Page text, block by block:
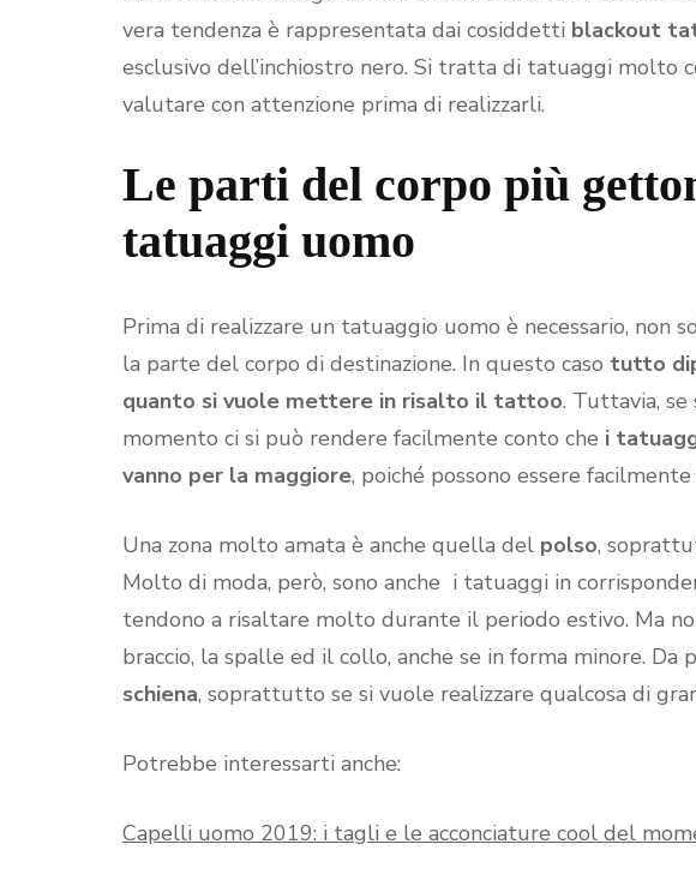
vera tendenza è rappresentata dai cosiddetti blackout
esclusivo dell’inchiostro nero. Si tratta di tatuaggi molto
valutare con attenzione prima di realizzarli.
Le parti del corpo più
tatuaggi uomo
Prima di realizzare un tatuaggio uomo è necessario, non
la parte del corpo di destinazione. In questo caso tutto
quanto si vuole mettere in risalto il tattoo. Tuttavia,
momento ci si può rendere facilmente conto che i
vanno per la maggiore, poiché possono essere facilmente
Una zona molto amata è anche quella del polso,
Molto di moda, però, sono anche i tatuaggi in
tendono a risaltare molto durante il periodo estivo. Ma
braccio, la spalle ed il collo, anche se in forma minore. Da
schiena, soprattutto se si vuole realizzare qualcosa di
Potrebbe interessarti anche:
Capelli uomo 2019: i tagli e le acconciature cool del